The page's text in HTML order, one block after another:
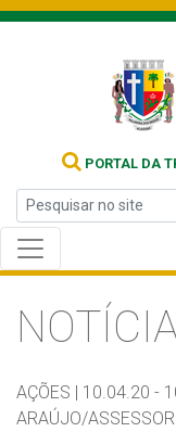
PORTAL DA
AÇÕES | 10.04.20 -
ARAÚJO/